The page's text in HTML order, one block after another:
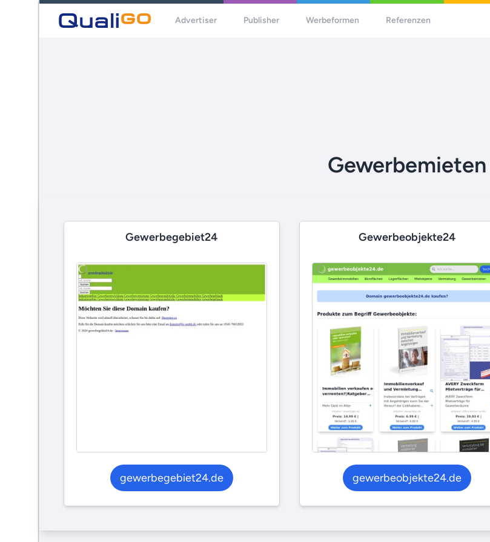
Advertiser Publisher Werbeformen Referenzen
Gewerbemieten
Gewerbegebiet24
gewerbegebiet24.de
Gewerbeobjekte24
gewerbeobjekte24.de